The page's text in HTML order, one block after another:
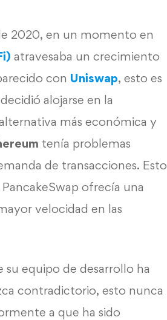
2020, en un momento en
atravesaba un crecimiento
con Uniswap, esto es
alojarse en la
más económica y
tenía problemas
de transacciones. Esto
ofrecía una
velocidad en las
su equipo de desarrollo ha
contradictorio, esto nunca
a que ha sido